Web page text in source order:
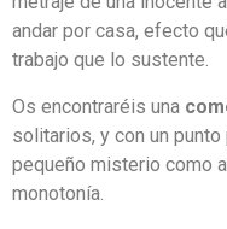
andar por casa, efecto
trabajo que lo sustente.
Os encontraréis una
solitarios, y con un
pequeño misterio como
monotonía.